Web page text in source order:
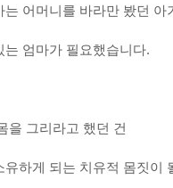
어머니를 바라만 봤던 아
엄마가 필요했습니다.
을 그리라고 했던 건
하게 되는 치유적 몸짓이